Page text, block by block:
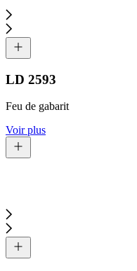
LD 2593
Feu de gabarit
Voir plus